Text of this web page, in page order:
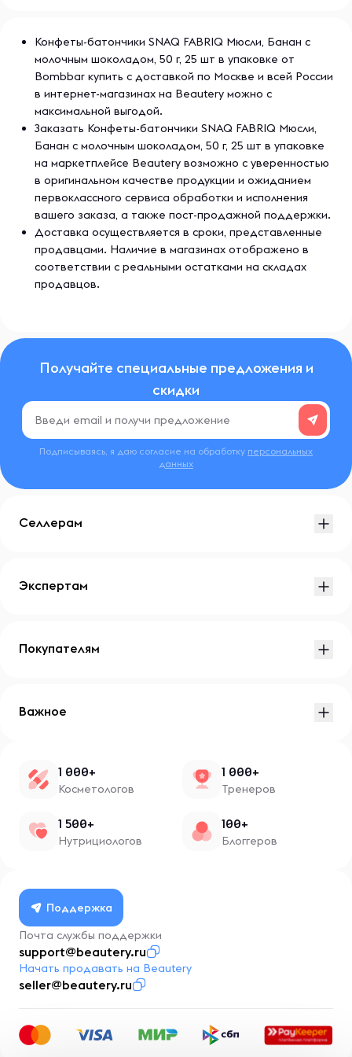
Конфеты-батончики SNAQ FABRIQ Мюсли, Банан с
молочным шоколадом, 50 г, 25 шт в упаковке от
Bombbar купить с доставкой по Москве и всей России
в интернет-магазинах на Beautery можно с
максимальной выгодой.
Заказать Конфеты-батончики SNAQ FABRIQ Мюсли,
Банан с молочным шоколадом, 50 г, 25 шт в упаковке
на маркетплейсе Beautery возможно с уверенностью
в оригинальном качестве продукции и ожиданием
первоклассного сервиса обработки и исполнения
вашего заказа, а также пост-продажной поддержки.
Доставка осуществляется в сроки, представленные
продавцами. Наличие в магазинах отображено в
соответствии с реальными остатками на складах
продавцов.
Получайте специальные предложения и
скидки
Подписываясь, я даю согласие на обработку персональных
данных
Селлерам
Экспертам
Покупателям
Важное
1 000+
Косметологов
1 000+
Тренеров
1 500+
Нутрициологов
100+
Блоггеров
Поддержка
Почта службы поддержки
support@beautery.ru
Начать продавать на Beautery
seller@beautery.ru